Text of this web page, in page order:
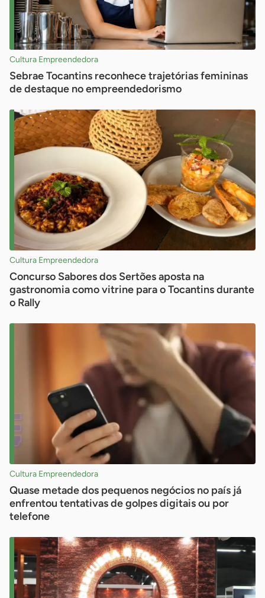
Cultura Empreendedora
Sebrae Tocantins reconhece trajetórias femininas
de destaque no empreendedorismo
Cultura Empreendedora
Concurso Sabores dos Sertões aposta na
gastronomia como vitrine para o Tocantins durante
o Rally
Cultura Empreendedora
Quase metade dos pequenos negócios no país já
enfrentou tentativas de golpes digitais ou por
telefone